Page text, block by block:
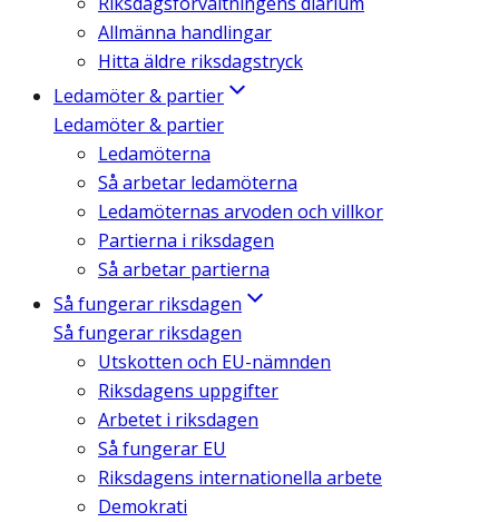
Allmänna handlingar
Hitta äldre riksdagstryck
Ledamöter & partier
Ledamöter & partier
Ledamöterna
Så arbetar ledamöterna
Ledamöternas arvoden och villkor
Partierna i riksdagen
Så arbetar partierna
Så fungerar riksdagen
Så fungerar riksdagen
Utskotten och EU-nämnden
Riksdagens uppgifter
Arbetet i riksdagen
Så fungerar EU
Riksdagens internationella arbete
Demokrati